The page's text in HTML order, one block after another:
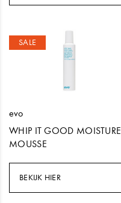
SALE
evo
WHIP IT GOOD MOISTURE
MOUSSE
BEKIJK HIER